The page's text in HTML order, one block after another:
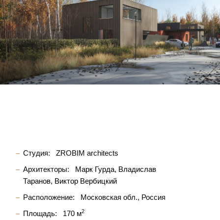
Студия:
ZROBIM architects
Архитекторы:
Марк Гурда Владислав
Таранов Виктор Вербицкий
Расположение:
Московская обл., Россия
Площадь:
170 м2